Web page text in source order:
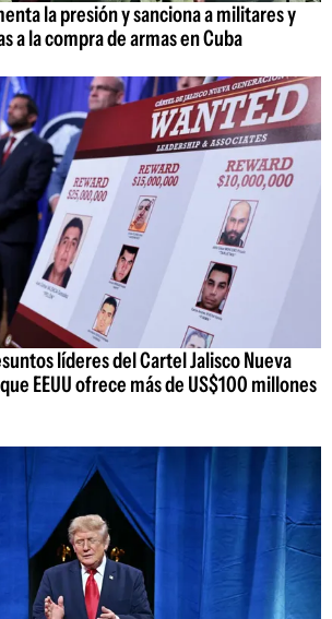
la presión y sanciona a militares y
a la compra de armas en Cuba
líderes del Cartel Jalisco Nueva
EEUU ofrece más de US$100 millones